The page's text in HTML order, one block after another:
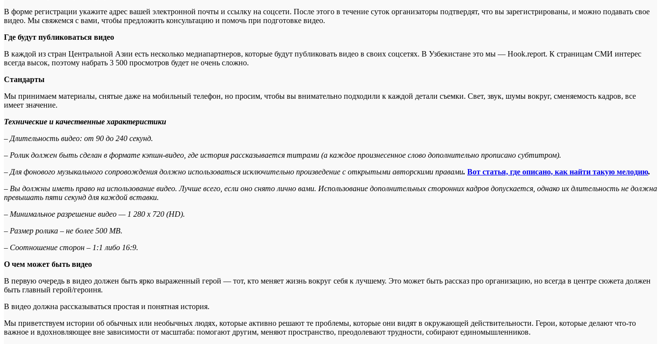
В форме регистрации укажите адрес вашей электронной почты и ссылку на соцсети. После этого в течение суток организаторы подтвердят, что вы зарегистрированы, и можно подавать свое
видео. Мы свяжемся с вами, чтобы предложить консультацию и помочь при подготовке видео.
Где будут публиковаться видео
В каждой из стран Центральной Азии есть несколько медиапартнеров, которые будут публиковать видео в своих соцсетях. В Узбекистане это мы — Hook.report. К страницам СМИ интерес
всегда высок, поэтому набрать 3 500 просмотров будет не очень сложно.
Стандарты
Мы принимаем материалы, снятые даже на мобильный телефон, но просим, чтобы вы внимательно подходили к каждой детали съемки. Свет, звук, шумы вокруг, сменяемость кадров, все
имеет значение.
Технические и качественные характеристики
– Длительность видео: от 90 до 240 секунд.
– Ролик должен быть сделан в формате кэпшн-видео, где история рассказывается титрами (а каждое произнесенное слово дополнительно прописано субтитром).
– Для фонового музыкального сопровождения должно использоваться исключительно произведение с открытыми авторскими правами. Вот статья, где описано, как найти такую мелодию.
– Вы должны иметь право на использование видео. Лучше всего, если оно снято лично вами. Использование дополнительных сторонних кадров допускается, однако их длительность не должна
превышать пяти секунд для каждой вставки.
– Минимальное разрешение видео — 1 280 х 720 (HD).
– Размер ролика – не более 500 MB.
– Соотношение сторон – 1:1 либо 16:9.
О чем может быть видео
В первую очередь в видео должен быть ярко выраженный герой — тот, кто меняет жизнь вокруг себя к лучшему. Это может быть рассказ про организацию, но всегда в центре сюжета должен
быть главный герой/героиня.
В видео должна рассказываться простая и понятная история.
Мы приветствуем истории об обычных или необычных людях, которые активно решают те проблемы, которые они видят в окружающей действительности. Герои, которые делают что-то
важное и вдохновляющее вне зависимости от масштаба: помогают другим, меняют пространство, преодолевают трудности, собирают единомышленников.